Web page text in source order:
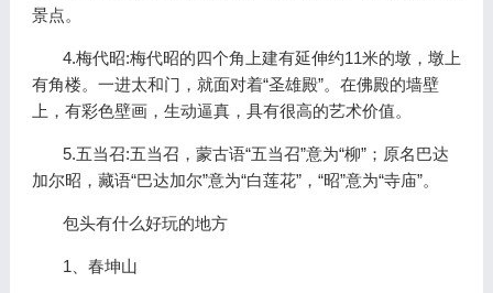
景点。
4.梅代昭:梅代昭的四个角上建有延伸约11米的墩，墩上
有角楼。一进太和门，就面对着“圣雄殿”。在佛殿的墙壁
上，有彩色壁画，生动逼真，具有很高的艺术价值。
5.五当召:五当召，蒙古语“五当召”意为“柳”；原名巴达
加尔昭，藏语“巴达加尔”意为“白莲花”，“昭”意为“寺庙”。
包头有什么好玩的地方
1、春坤山